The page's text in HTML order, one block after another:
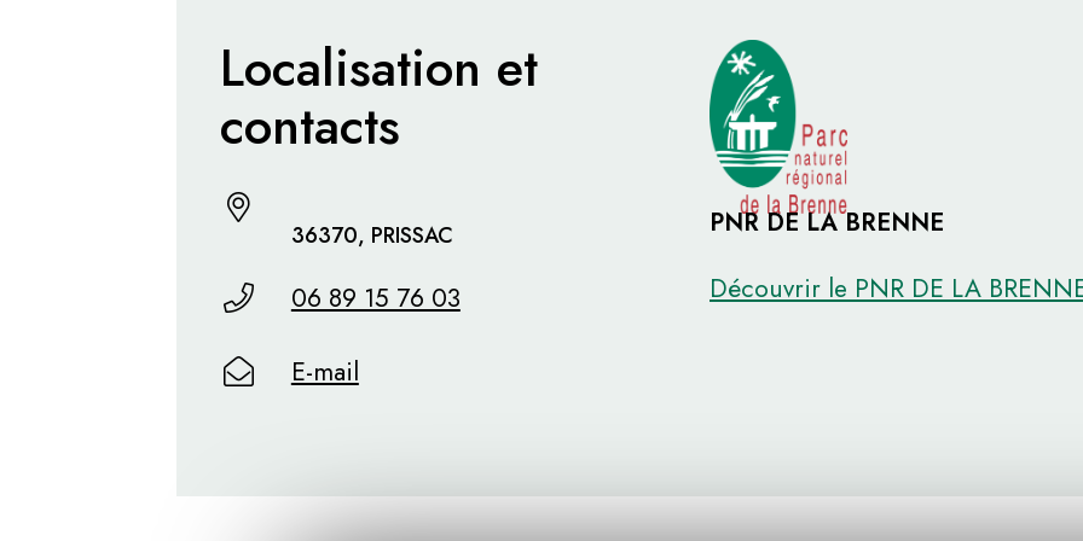
Localisation et
contacts
36370, PRISSAC
06 89 15 76 03
E-mail
PNR DE LA BRENNE
Découvrir le PNR DE LA